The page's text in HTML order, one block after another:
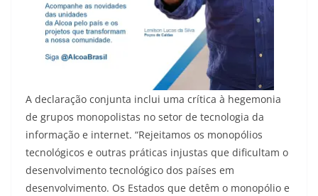
A declaração conjunta inclui uma crítica à hegemonia
de grupos monopolistas no setor de tecnologia da
informação e internet. “Rejeitamos os monopólios
tecnológicos e outras práticas injustas que dificultam o
desenvolvimento tecnológico dos países em
desenvolvimento. Os Estados que detêm o monopólio e